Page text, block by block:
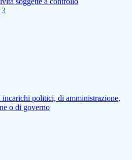
3
politici, di amministrazione,
o di governo